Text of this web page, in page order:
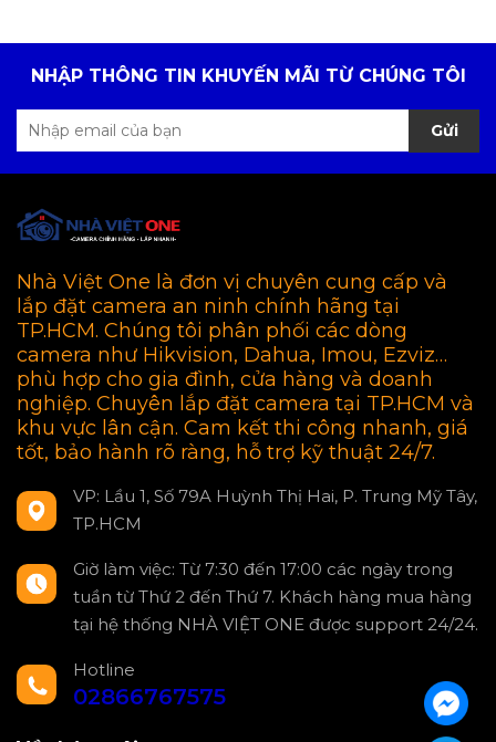
NHẬP THÔNG TIN KHUYẾN MÃI TỪ CHÚNG TÔI
Gửi
Nhà Việt One là đơn vị chuyên cung cấp và
lắp đặt camera an ninh chính hãng tại
TP.HCM. Chúng tôi phân phối các dòng
camera như Hikvision, Dahua, Imou, Ezviz…
phù hợp cho gia đình, cửa hàng và doanh
nghiệp. Chuyên lắp đặt camera tại TP.HCM và
khu vực lân cận. Cam kết thi công nhanh, giá
tốt, bảo hành rõ ràng, hỗ trợ kỹ thuật 24/7.
VP: Lầu 1, Số 79A Huỳnh Thị Hai, P. Trung Mỹ Tây,
TP.HCM
Giờ làm việc: Từ 7:30 đến 17:00 các ngày trong
tuần từ Thứ 2 đến Thứ 7. Khách hàng mua hàng
tại hệ thống NHÀ VIỆT ONE được support 24/24.
Hotline
02866767575